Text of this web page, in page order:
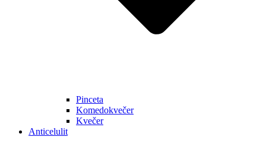
Pinceta
Komedokvečer
Kvečer
Anticelulit